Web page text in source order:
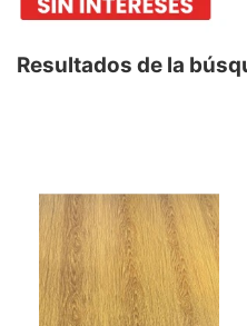
Resultados de la